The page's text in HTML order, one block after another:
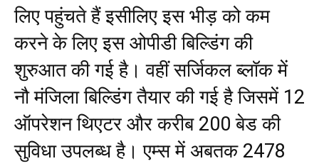
लिए पहुंचते हैं इसीलिए इस भीड़ को कम
करने के लिए इस ओपीडी बिल्डिंग की
शुरुआत की गई है। वहीं सर्जिकल ब्लॉक में
नौ मंजिला बिल्डिंग तैयार की गई है जिसमें 12
ऑपरेशन थिएटर और करीब 200 बेड की
सुविधा उपलब्ध है। एम्स में अबतक 2478